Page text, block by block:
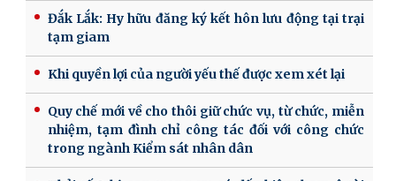
Đắk Lắk: Hy hữu đăng ký kết hôn lưu động tại trại
tạm giam
Khi quyền lợi của người yếu thế được xem xét lại
Quy chế mới về cho thôi giữ chức vụ, từ chức, miễn
nhiệm, tạm đình chỉ công tác đối với công chức
trong ngành Kiểm sát nhân dân